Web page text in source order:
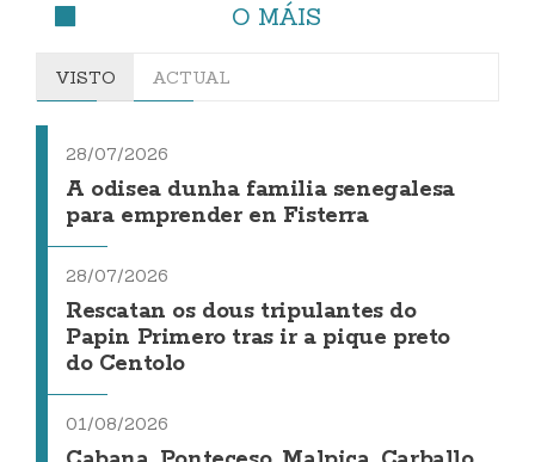
O MÁIS
VISTO ACTUAL
28/07/2026
A odisea dunha familia senegalesa
para emprender en Fisterra
28/07/2026
Rescatan os dous tripulantes do
Papin Primero tras ir a pique preto
do Centolo
01/08/2026